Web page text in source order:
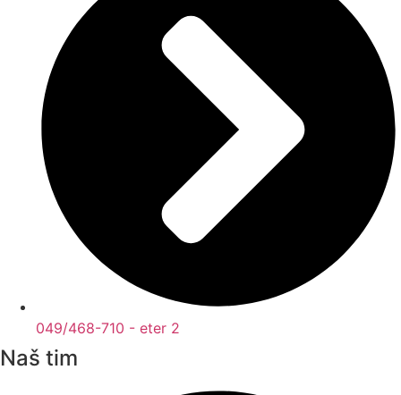
049/468-710 - eter 2
Naš tim